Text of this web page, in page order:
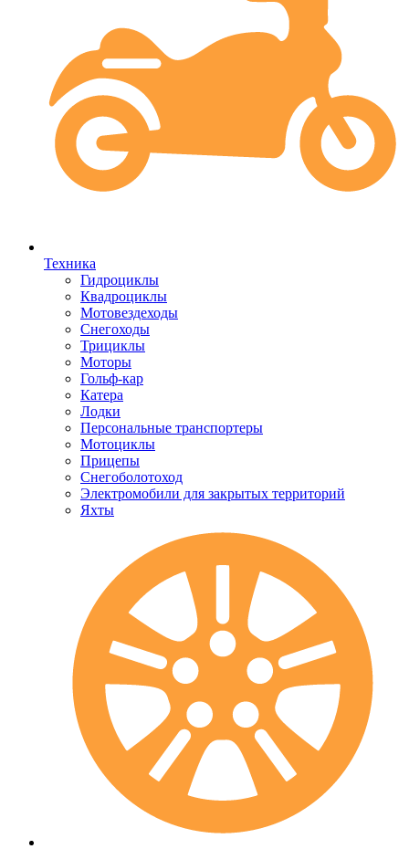
Техника
Гидроциклы
Квадроциклы
Мотовездеходы
Снегоходы
Трициклы
Моторы
Гольф-кар
Катера
Лодки
Персональные транспортеры
Мотоциклы
Прицепы
Снегоболотоход
Электромобили для закрытых территорий
Яхты